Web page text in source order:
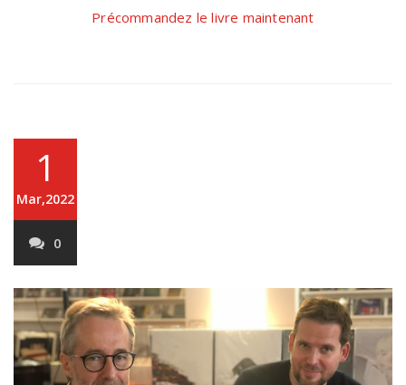
Précommandez le livre maintenant
1
Mar,2022
0